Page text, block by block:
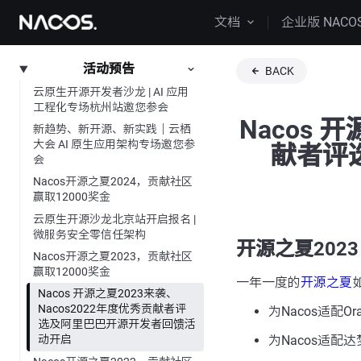
文档 企业版
活动预告
云原生开源开发者沙龙 | AI 应用
工程化专场杭州站邀您参会
新趋势、新开源、新实践｜云栖
大会 AI 原生应用架构专场邀您参
会
Nacos开源之夏2024，贡献社区
赢取12000奖金
云原生开源沙龙北京站开启报名 |
微服务安全零信任架构
Nacos开源之夏2023，贡献社区
赢取12000奖金
Nacos 开源之夏2023来袭、
Nacos2022年度优秀贡献者评
选及阿里巴巴开源开发者回馈活
动开启
BACK
Nacos 开
献者评
开源之夏2023
一年一度的开源之夏
为Nacos适配
为Nacos适配达